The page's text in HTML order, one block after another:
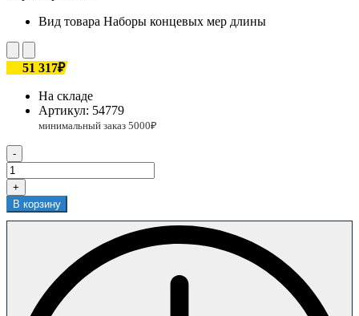
Вид товара Наборы концевых мер длины
51 317₽
На складе
Артикул: 54779
-
+
В корзину